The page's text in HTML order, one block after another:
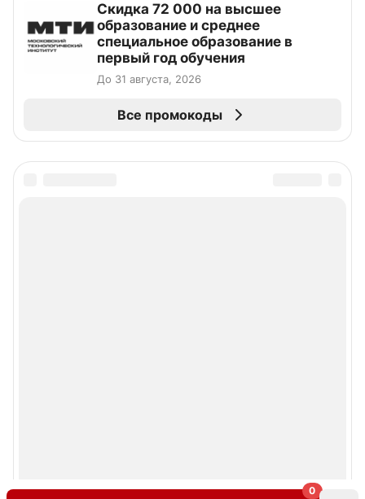
0
Скидка 72 000 на высшее
образование и среднее
специальное образование в
первый год обучения
До 31 августа, 2026
Все промокоды